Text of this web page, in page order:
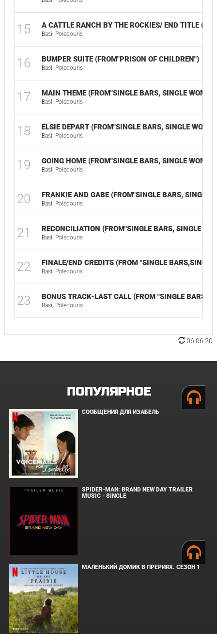
15 A CATTLE RANCH BY THE ROCKIES/ END TITLE
Basil Poledouris
16 BUMPER SUITE (FROM"PRISON OF CHILDREN")
Basil Poledouris
17 MAIN THEME (FROM"SINGLE BARS, SINGLE
Basil Poledouris
18 ELSIE DEPART (FROM"SINGLE BARS, SINGLE
Basil Poledouris
19 GOING HOME (FROM"SINGLE BARS, SINGLE
Basil Poledouris
20 FRANKIE AND GABE (FROM"SINGLE BARS, SINGLE
Basil Poledouris
21 RECONCILIATION (FROM"SINGLE BARS, SINGLE
Basil Poledouris
22 FINALE/END CREDITS (FROM "SINGLE BARS,SINGLE
Basil Poledouris
23 BONUS TRACK-LAST CALL (FROM "SINGLE BARS,
Basil Poledouris
06.06.20
ПОПУЛЯРНОЕ
СООБЩЕНИЯ ДЛЯ ИЗАБЕЛЬ
SPIDER-MAN: BRAND NEW DAY TRAILER
MUSIC - SINGLE
МАЛЕНЬКИЙ ДОМИК В ПРЕРИЯХ. СЕЗОН 1